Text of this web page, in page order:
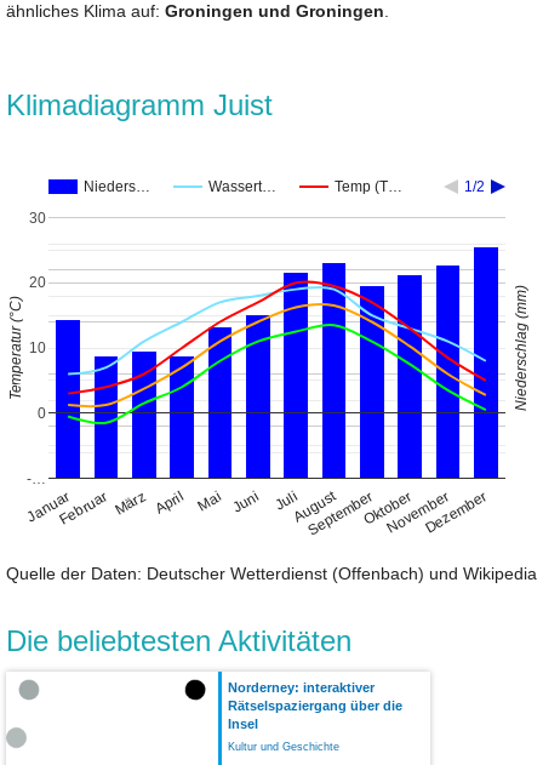
ähnliches Klima auf: Groningen und Groningen
Klimadiagramm Juist
Nieders… Wassert… Temp (T… 1/2
JanuarFebruar März April Mai Juni JuliAugust
SeptemberOktober
NovemberDezember
-…
0
10
20
30
Temperatur (°C) Niederschlag (mm)
Quelle der Daten: Deutscher Wetterdienst (Offenbach) und Wikipedia
Die beliebtesten Aktivitäten
Norderney: interaktiver
Rätselspaziergang über die
Insel
Kultur und Geschichte